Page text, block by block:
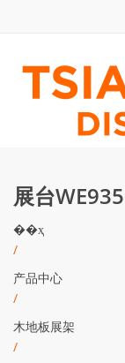
展台WE935
��ҳ
/
产品中心
/
木地板展架
/